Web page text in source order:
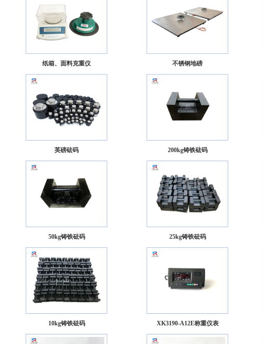
纸箱、面料克重仪 不锈钢地磅
英磅砝码 200kg铸铁砝码
50kg铸铁砝码 25kg铸铁砝码
10kg铸铁砝码 XK3190-A12E称重仪表